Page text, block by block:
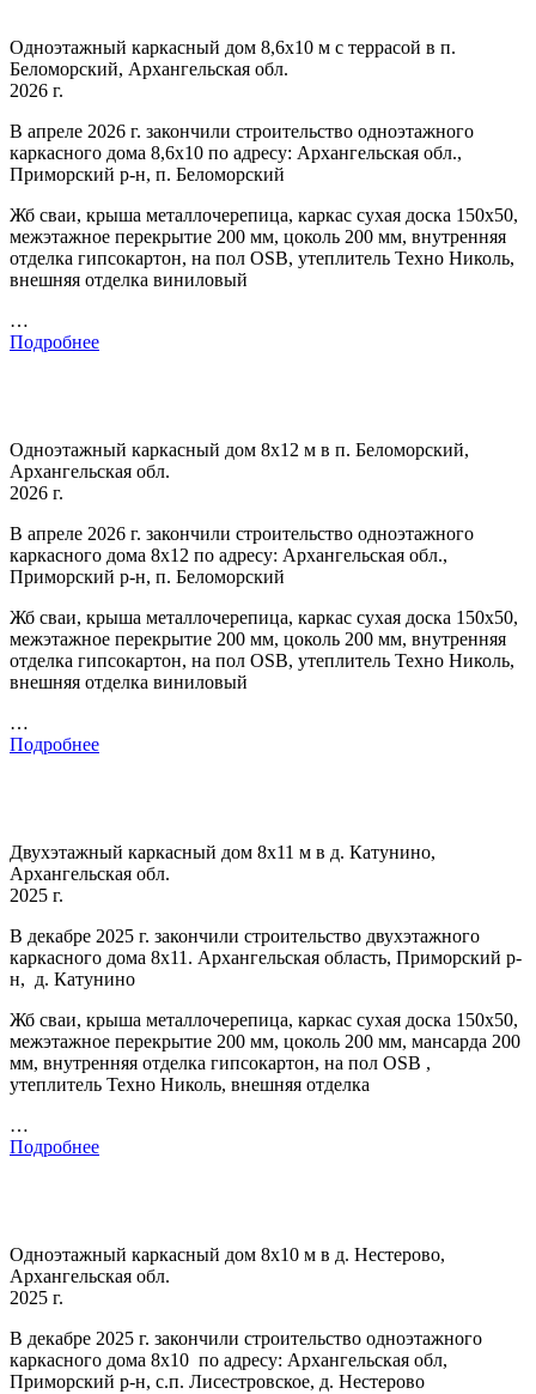
Одноэтажный каркасный дом 8,6х10 м с террасой в п.
Беломорский, Архангельская обл.
2026 г.
В апреле 2026 г. закончили строительство одноэтажного
каркасного дома 8,6х10 по адресу: Архангельская обл.,
Приморский р-н, п. Беломорский
Жб сваи, крыша металлочерепица, каркас сухая доска 150х50,
межэтажное перекрытие 200 мм, цоколь 200 мм, внутренняя
отделка гипсокартон, на пол OSB, утеплитель Техно Николь,
внешняя отделка виниловый
…
Подробнее
Одноэтажный каркасный дом 8х12 м в п. Беломорский,
Архангельская обл.
2026 г.
В апреле 2026 г. закончили строительство одноэтажного
каркасного дома 8х12 по адресу: Архангельская обл.,
Приморский р-н, п. Беломорский
Жб сваи, крыша металлочерепица, каркас сухая доска 150х50,
межэтажное перекрытие 200 мм, цоколь 200 мм, внутренняя
отделка гипсокартон, на пол OSB, утеплитель Техно Николь,
внешняя отделка виниловый
…
Подробнее
Двухэтажный каркасный дом 8х11 м в д. Катунино,
Архангельская обл.
2025 г.
В декабре 2025 г. закончили строительство двухэтажного
каркасного дома 8х11. Архангельская область, Приморский р-
н, д. Катунино
Жб сваи, крыша металлочерепица, каркас сухая доска 150х50,
межэтажное перекрытие 200 мм, цоколь 200 мм, мансарда 200
мм, внутренняя отделка гипсокартон, на пол OSB ,
утеплитель Техно Николь, внешняя отделка
…
Подробнее
Одноэтажный каркасный дом 8х10 м в д. Нестерово,
Архангельская обл.
2025 г.
В декабре 2025 г. закончили строительство одноэтажного
каркасного дома 8х10 по адресу: Архангельская обл,
Приморский р-н, с.п. Лисестровское, д. Нестерово